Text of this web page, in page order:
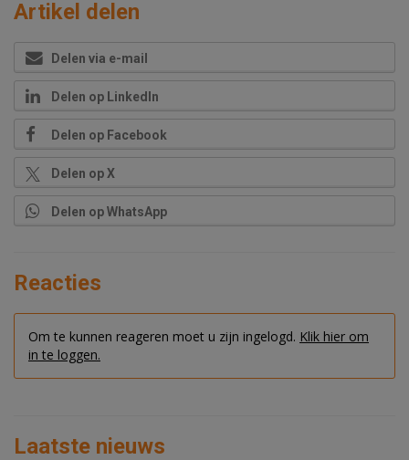
Artikel delen
Delen via e-mail
Delen op LinkedIn
Delen op Facebook
Delen op X
Delen op WhatsApp
Reacties
Om te kunnen reageren moet u zijn ingelogd. Klik hier om
in te loggen.
Laatste nieuws